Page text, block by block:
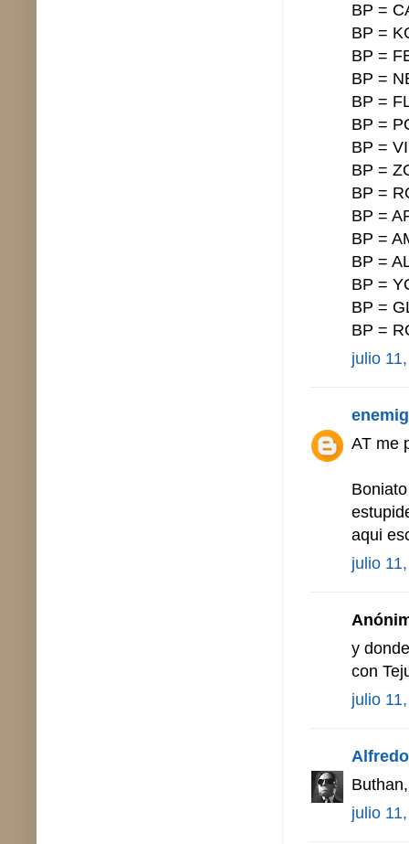
BP =
BP =
BP =
BP =
BP =
BP =
BP =
BP =
BP =
BP =
BP =
BP =
BP =
BP =
BP =
julio
AT me
aqui
julio
y
con
julio
julio